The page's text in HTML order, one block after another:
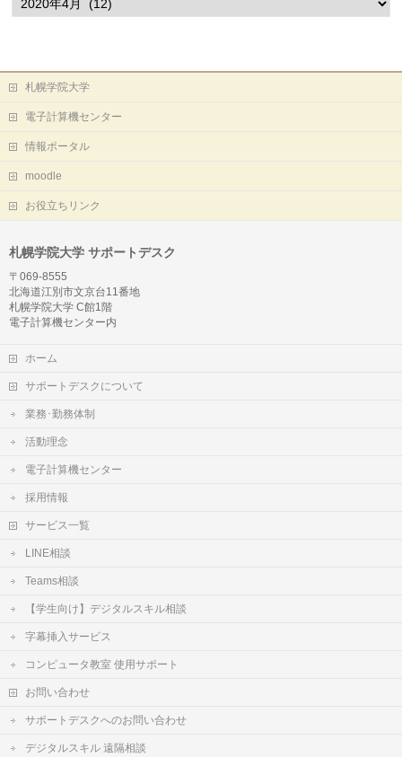
ー
札幌学院大学
電子計算機センター
情報ポータル
moodle
お役立ちリンク
札幌学院大学 サポートデスク
〒069-8555
北海道江別市文京台11番地
札幌学院大学 C館1階
電子計算機センター内
ホーム
サポートデスクについて
業務･勤務体制
活動理念
電子計算機センター
採用情報
サービス一覧
LINE相談
Teams相談
【学生向け】デジタルスキル相談
字幕挿入サービス
コンピュータ教室 使用サポート
お問い合わせ
サポートデスクへのお問い合わせ
デジタルスキル 遠隔相談